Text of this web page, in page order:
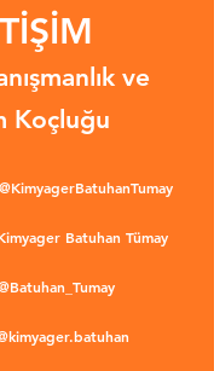
ve
Koçluğu
@KimyagerBatuhanTumay
Batuhan Tümay